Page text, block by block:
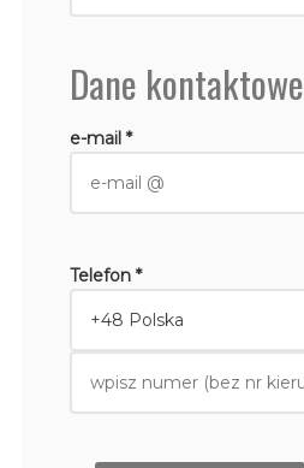
Dane kontaktowe
e-mail *
Telefon *